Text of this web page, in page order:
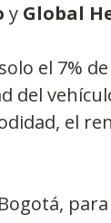
y Global
el 7%
del
el